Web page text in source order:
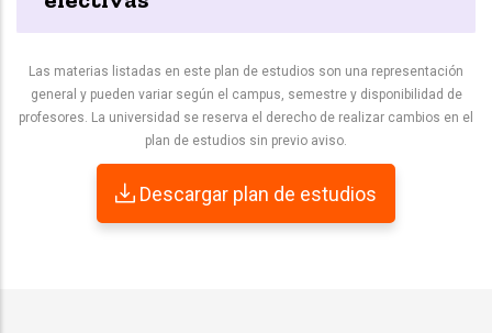
Las materias listadas en este plan de estudios son una representación
general y pueden variar según el campus, semestre y disponibilidad de
profesores. La universidad se reserva el derecho de realizar cambios en el
plan de estudios sin previo aviso.
Descargar plan de estudios